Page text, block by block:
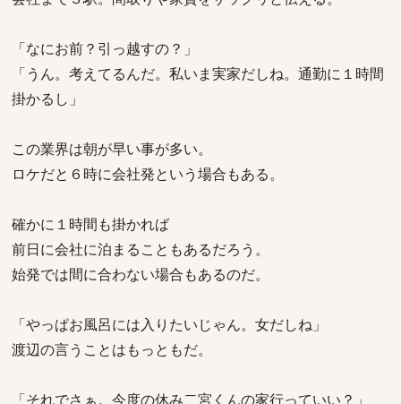
「なにお前？引っ越すの？」
「うん。考えてるんだ。私いま実家だしね。通勤に１時間
掛かるし」
この業界は朝が早い事が多い。
ロケだと６時に会社発という場合もある。
確かに１時間も掛かれば
前日に会社に泊まることもあるだろう。
始発では間に合わない場合もあるのだ。
「やっぱお風呂には入りたいじゃん。女だしね」
渡辺の言うことはもっともだ。
「それでさぁ。今度の休み二宮くんの家行っていい？」